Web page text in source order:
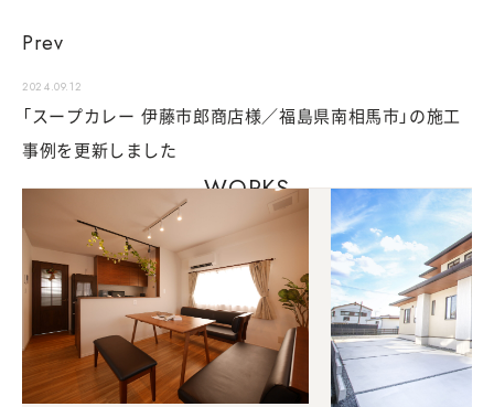
Prev
2024.09.12
「スープカレー 伊藤市郎商店様／福島県南相馬市」の施工
事例を更新しました
WORKS